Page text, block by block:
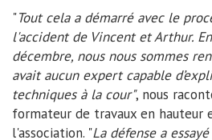
"Tout cela a démarré avec le
l'accident de Vincent et Arthur.
décembre, nous nous sommes
avait aucun expert capable
techniques à la cour", nous
formateur de travaux en hauteur
l'association. "La défense a